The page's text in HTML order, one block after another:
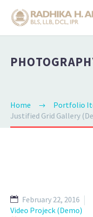
Home
Portfolio
Justified Grid Gallery
February 22, 2016
Video Projeck (Demo)